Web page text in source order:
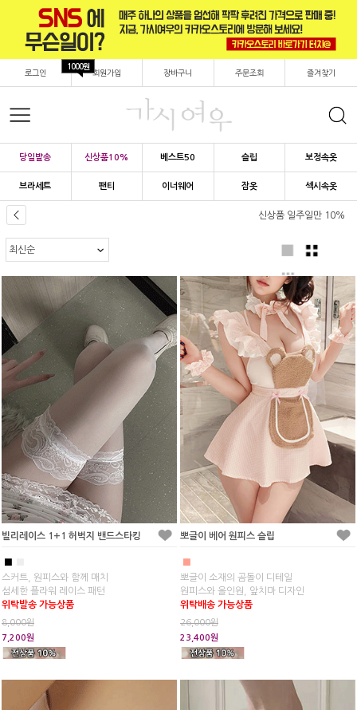
로그인 회원가입
1000원
장바구니 주문조회 즐겨찾기
당일발송 신상품10% 베스트50 슬립 보정속옷
브라세트 팬티 이너웨어 잠옷 섹시속옷
신상품 일주일만 10%
빌리레이스 1+1 허벅지 밴드스타킹
■
스커트, 원피스와 함께 매치
섬세한 플라워 레이스 패턴
위탁발송 가능상품
8,000원
7,200원
뽀글이 베어 원피스 슬립
■
뽀글이 소재의 곰돌이 디테일
원피스와 올인원, 앞치마 디자인
위탁배송 가능상품
26,000원
23,400원